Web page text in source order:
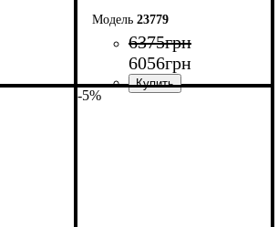
23779
6375грн
6056грн
-5%